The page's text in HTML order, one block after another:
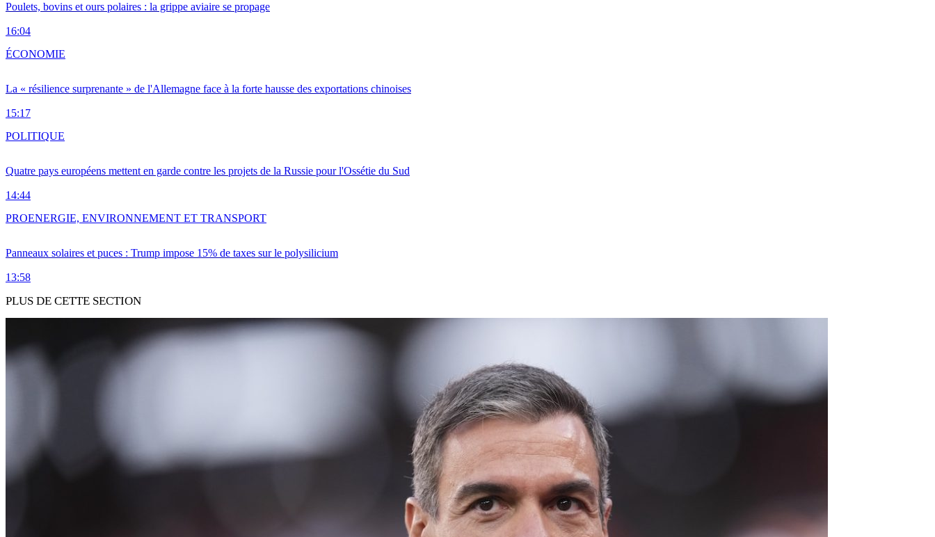
Poulets, bovins et ours polaires : la grippe aviaire se propage
16:04
La « résilience surprenante » de l'Allemagne face à la forte hausse des exportations chinoises
15:17
ÉCONOMIE
Quatre pays européens mettent en garde contre les projets de la Russie pour l'Ossétie du Sud
14:44
POLITIQUE
Panneaux solaires et puces : Trump impose 15% de taxes sur le polysilicium
13:58
PROENERGIE, ENVIRONNEMENT ET TRANSPORT
PLUS DE CETTE SECTION